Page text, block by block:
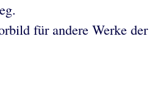
für andere Werke der